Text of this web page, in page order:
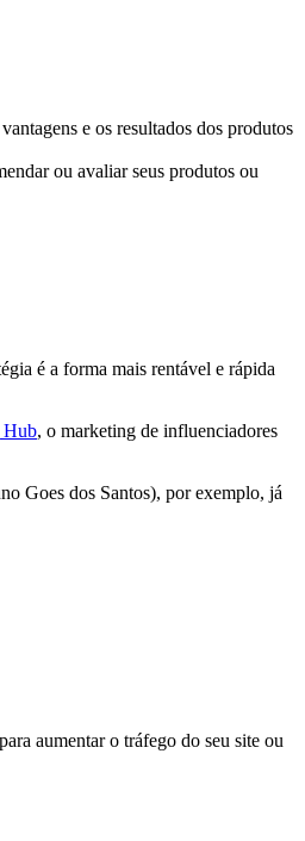
e os resultados dos produtos
ou avaliar seus produtos ou
é a forma mais rentável e rápida
Hub, o marketing de influenciadores
Goes dos Santos), por exemplo, já
aumentar o tráfego do seu site ou